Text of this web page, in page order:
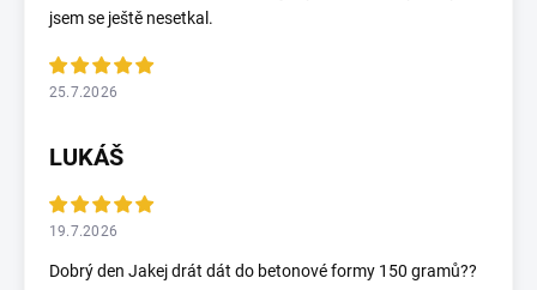
jsem se ještě nesetkal.
25.7.2026
LUKÁŠ
19.7.2026
Dobrý den Jakej drát dát do betonové formy 150 gramů??